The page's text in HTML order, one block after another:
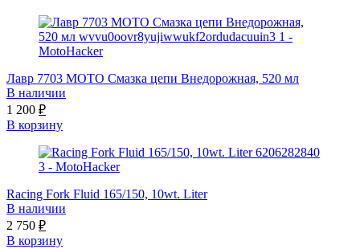
Лавр 7703 МОТО Смазка цепи Внедорожная, 520 мл
В наличии
1 200 ₽
В корзину
Racing Fork Fluid 165/150, 10wt. Liter
В наличии
2 750 ₽
В корзину